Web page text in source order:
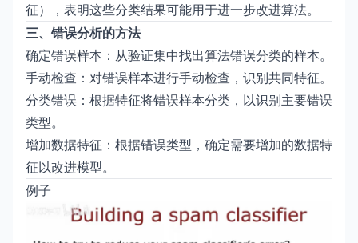
征），表明这些分类结果可能用于进一步改进算法。
三、错误分析的方法
确定错误样本：从验证集中找出算法错误分类的样本。
手动检查：对错误样本进行手动检查，识别共同特征。
分类错误：根据特征将错误样本分类，以识别主要错误
类型。
增加数据特征：根据错误类型，确定需要增加的数据特
征以改进模型。
例子